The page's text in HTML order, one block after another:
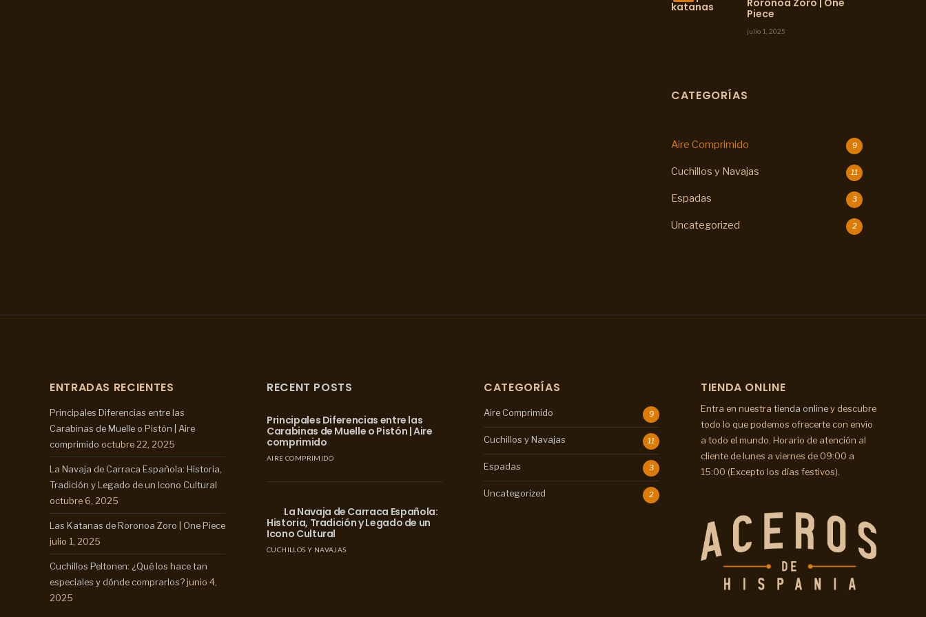
Roronoa Zoro | One
Piece
julio 1, 2025
CATEGORÍAS
Aire Comprimido 9
Cuchillos y Navajas 11
Espadas 3
Uncategorized 2
ENTRADAS RECIENTES
Principales Diferencias entre las
Carabinas de Muelle o Pistón | Aire
comprimido octubre 22, 2025
La Navaja de Carraca Española: Historia,
Tradición y Legado de un Icono Cultural
octubre 6, 2025
Las Katanas de Roronoa Zoro | One Piece
julio 1, 2025
Cuchillos Peltonen: ¿Qué los hace tan
especiales y dónde comprarlos?junio 4,
2025
RECENT POSTS
Principales Diferencias entre las
Carabinas de Muelle o Pistón | Aire
comprimido
AIRE COMPRIMIDO
La Navaja de Carraca Española:
Historia, Tradición y Legado de un
Icono Cultural
CUCHILLOS Y NAVAJAS
CATEGORÍAS
Aire Comprimido 9
Cuchillos y Navajas 11
Espadas 3
Uncategorized 2
TIENDA ONLINE
Entra en nuestra tienda onliney descubre
todo lo que podemos ofrecerte con envío
a todo el mundo. Horario de atención al
cliente de lunes a viernes de 09:00 a
15:00 (Excepto los días festivos).